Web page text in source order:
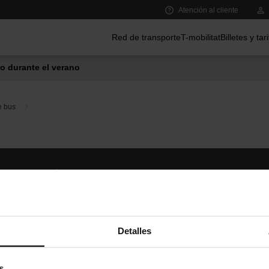
Detalles
Atención al cliente
Red de transporteT-mobilitatBilletes y
durante el verano
bus
Síguenos
TMB